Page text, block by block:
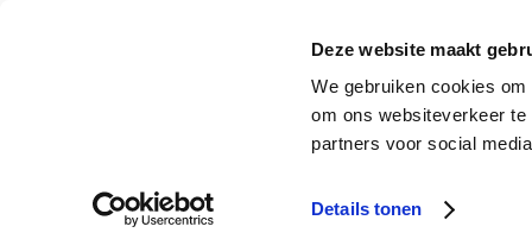
Deze website maakt
We gebruiken cookies
om ons websiteverkeer
partners voor social
Details tonen